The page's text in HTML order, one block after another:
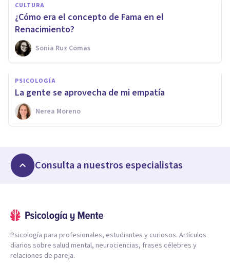
CULTURA
¿Cómo era el concepto de Fama en el
Renacimiento?
Sonia Ruz Comas
PSICOLOGÍA
La gente se aprovecha de mi empatía
Nerea Moreno
Consulta a nuestros especialistas
Psicología para profesionales, estudiantes y curiosos. Artículos
diarios sobre salud mental, neurociencias, frases célebres y
relaciones de pareja.